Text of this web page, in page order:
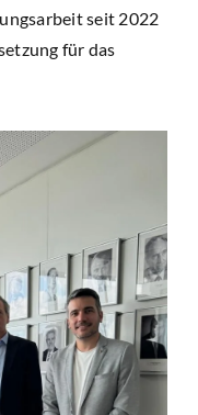
seit 2022
für das